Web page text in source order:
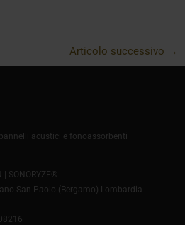
Articolo successivo →
acustici e fonoassorbenti
| SONORYZE®
San Paolo (Bergamo) Lombardia -